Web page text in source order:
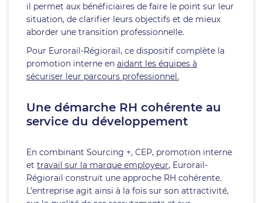
il permet aux bénéficiaires de faire le point sur leur
situation, de clarifier leurs objectifs et de mieux
aborder une transition professionnelle.
Pour Eurorail-Régiorail, ce dispositif complète la
promotion interne en aidant les équipes à
sécuriser leur parcours professionnel.
Une démarche RH cohérente au
service du développement
En combinant Sourcing +, CEP, promotion interne
et travail sur la marque employeur, Eurorail-
Régiorail construit une approche RH cohérente.
L’entreprise agit ainsi à la fois sur son attractivité,